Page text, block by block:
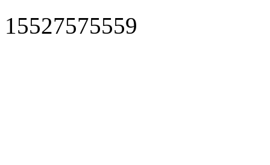
15527575559